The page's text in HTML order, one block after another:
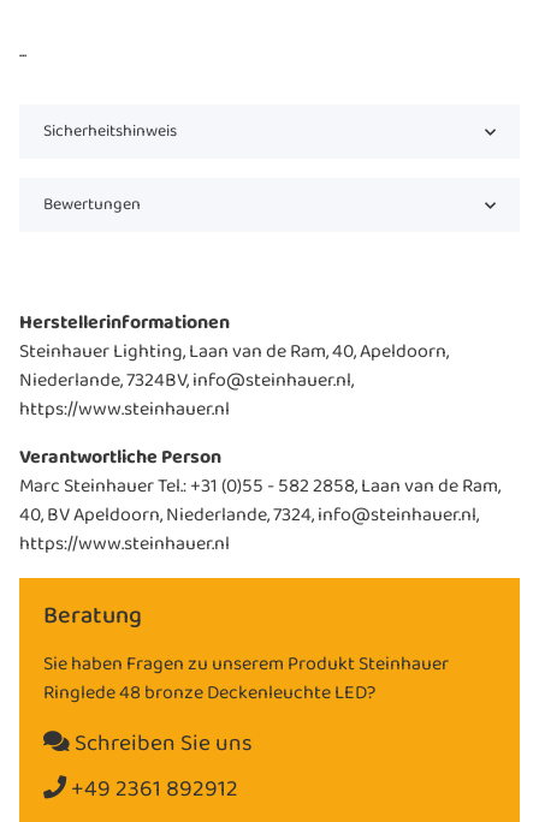
...
Sicherheitshinweis
Bewertungen
Herstellerinformationen
Steinhauer Lighting, Laan van de Ram, 40, Apeldoorn,
Niederlande, 7324BV, info@steinhauer.nl,
https://www.steinhauer.nl
Verantwortliche Person
Marc Steinhauer Tel.: +31 (0)55 - 582 2858, Laan van de Ram,
40, BV Apeldoorn, Niederlande, 7324, info@steinhauer.nl,
https://www.steinhauer.nl
Beratung
Sie haben Fragen zu unserem Produkt Steinhauer
Ringlede 48 bronze Deckenleuchte LED?
Schreiben Sie uns
+49 2361 892912